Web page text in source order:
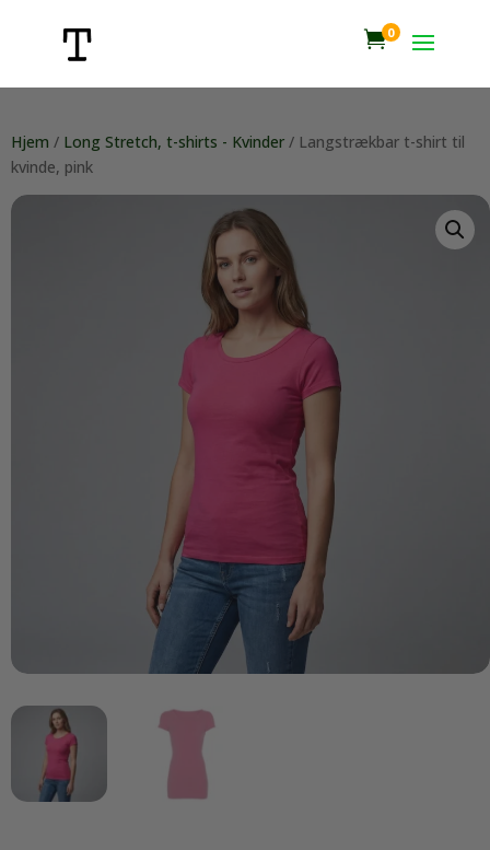
0
Hjem / Long Stretch, t-shirts - Kvinder / Langstrækbar t-shirt til
kvinde, pink